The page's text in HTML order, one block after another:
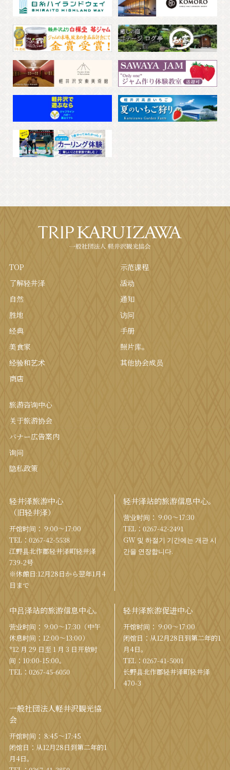
TOP
了解轻井泽
自然
胜地
经典
美食家
经验和艺术
商店
示范课程
活动
通知
访问
手册
照片库。
其他协会成员
旅游咨询中心
关于旅游协会
バナー広告案内
询问
隐私政策
轻井泽旅游中心
（旧轻井泽）
开馆时间： 9:00〜17:00
TEL： 0267-42-5538
江野县北作郡轻井泽町轻井泽
739-2号
※休館日:12月28日から翌年1月4
日まで
轻井泽站的旅游信息中心。
营业时间： 9:00〜17:30
TEL： 0267-42-2491
GW 및 하절기 기간에는 개관 시
간을 연장합니다.
中吕泽站的旅游信息中心。
营业时间： 9:00〜17:30（中午
休息时间：12:00〜13:00）
*12 月 29 日至 1 月 3 日开放时
间：10:00-15:00。
TEL： 0267-45-6050
轻井泽旅游促进中心
开馆时间： 9:00〜17:00
闭馆日：从12月28日到第二年的1
月4日。
TEL： 0267-41-5001
长野县北作郡轻井泽町轻井泽
470-3
一般社団法人軽井沢観光協
会
开馆时间： 8:45～17:45
闭馆日：从12月28日到第二年的1
月4日。